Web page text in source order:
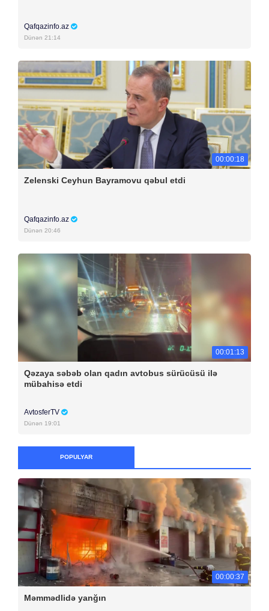
Qafqazinfo.az
Dünən 21:14
00:00:18
Zelenski Ceyhun Bayramovu qəbul etdi
Qafqazinfo.az
Dünən 20:46
00:01:13
Qəzaya səbəb olan qadın avtobus sürücüsü ilə
mübahisə etdi
AvtosferTV
Dünən 19:01
POPULYAR
00:00:37
Məmmədlidə yanğın